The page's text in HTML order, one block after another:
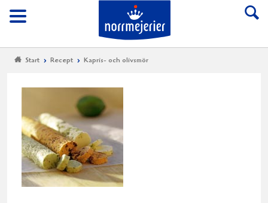
Meny
Till Norrmejerier
Start Recept Kapris- och olivsmör